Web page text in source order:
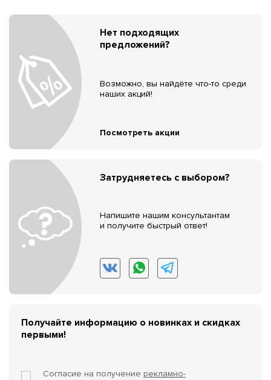
Нет подходящих
предложений?
Возможно, вы найдёте что-то среди
наших акций!
Посмотреть акции
Затрудняетесь с выбором?
Напишите нашим консультантам
и получите быстрый ответ!
Получайте информацию о новинках и скидках
первыми!
Согласие на получение рекламно-